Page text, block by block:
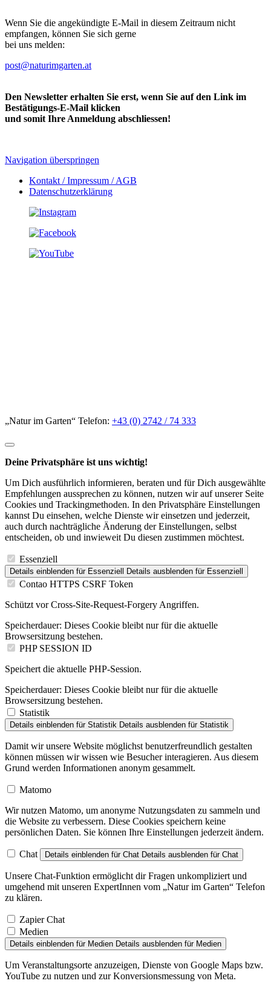
Wenn Sie die angekündigte E-Mail in diesem Zeitraum nicht
empfangen, können Sie sich gerne
bei uns melden:
post@naturimgarten.at
Den Newsletter erhalten Sie erst, wenn Sie auf den Link im
Bestätigungs-E-Mail klicken
und somit Ihre Anmeldung abschliessen!
Navigation überspringen
Kontakt / Impressum / AGB
Datenschutzerklärung
„Natur im Garten“ Telefon: +43 (0) 2742 / 74 333
Deine Privatsphäre ist uns wichtig!
Um Dich ausführlich informieren, beraten und für Dich ausgewählte
Empfehlungen aussprechen zu können, nutzen wir auf unserer Seite
Cookies und Trackingmethoden. In den Privatsphäre Einstellungen
kannst Du einsehen, welche Dienste wir einsetzen und jederzeit,
auch durch nachträgliche Änderung der Einstellungen, selbst
entscheiden, ob und inwieweit Du diesen zustimmen möchtest.
Essenziell
Details einblenden für Essenziell Details ausblenden für Essenziell
Contao HTTPS CSRF Token
Schützt vor Cross-Site-Request-Forgery Angriffen.
Speicherdauer: Dieses Cookie bleibt nur für die aktuelle
Browsersitzung bestehen.
PHP SESSION ID
Speichert die aktuelle PHP-Session.
Speicherdauer: Dieses Cookie bleibt nur für die aktuelle
Browsersitzung bestehen.
Statistik
Details einblenden für Statistik Details ausblenden für Statistik
Damit wir unsere Website möglichst benutzerfreundlich gestalten
können müssen wir wissen wie Besucher interagieren. Aus diesem
Grund werden Informationen anonym gesammelt.
Matomo
Wir nutzen Matomo, um anonyme Nutzungsdaten zu sammeln und
die Website zu verbessern. Diese Cookies speichern keine
persönlichen Daten. Sie können Ihre Einstellungen jederzeit ändern.
Chat Details einblenden für Chat Details ausblenden für Chat
Unsere Chat-Funktion ermöglicht dir Fragen unkompliziert und
umgehend mit unseren ExpertInnen vom „Natur im Garten“ Telefon
zu klären.
Zapier Chat
Medien
Details einblenden für Medien Details ausblenden für Medien
Um Veranstaltungsorte anzuzeigen, Dienste von Google Maps bzw.
YouTube zu nutzen und zur Konversionsmessung von Meta.